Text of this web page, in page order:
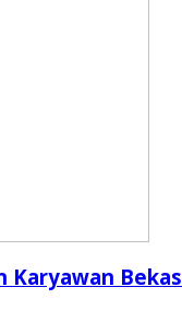
Karyawan